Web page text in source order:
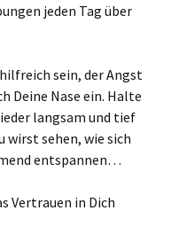
jeden Tag über
sein, der Angst
Deine Nase ein. Halte
langsam und tief
wirst sehen, wie sich
entspannen…
Vertrauen in Dich